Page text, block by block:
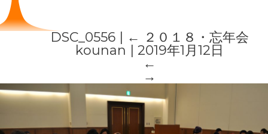
DSC_0556 ← ２０１８・忘年会
kounan
2019年1月12日
←
→